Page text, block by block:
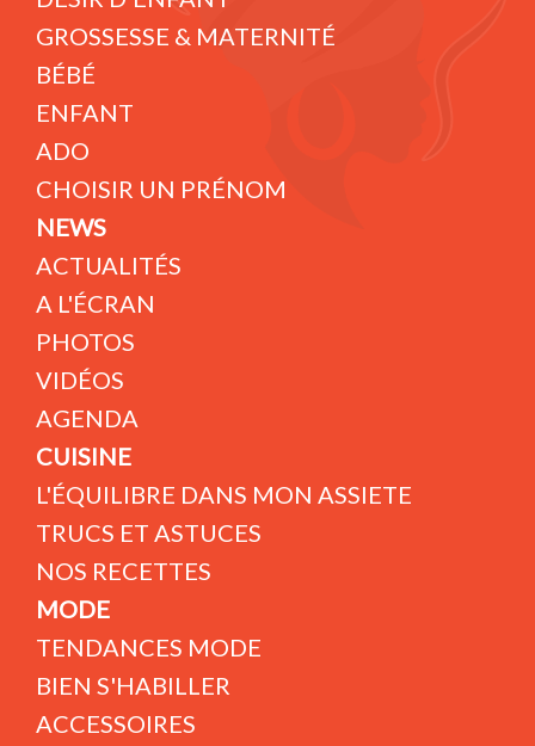
GROSSESSE & MATERNITÉ
BÉBÉ
ENFANT
ADO
CHOISIR UN PRÉNOM
NEWS
ACTUALITÉS
A L'ÉCRAN
PHOTOS
VIDÉOS
AGENDA
CUISINE
L'ÉQUILIBRE DANS MON ASSIETE
TRUCS ET ASTUCES
NOS RECETTES
MODE
TENDANCES MODE
BIEN S'HABILLER
ACCESSOIRES